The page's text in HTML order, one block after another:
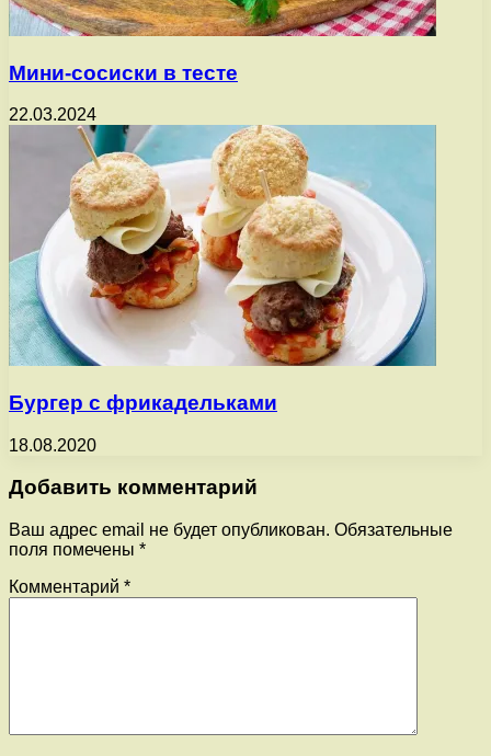
Мини-сосиски в тесте
22.03.2024
Бургер с фрикадельками
18.08.2020
Добавить комментарий
Ваш адрес email не будет опубликован. Обязательные
поля помечены *
Комментарий *